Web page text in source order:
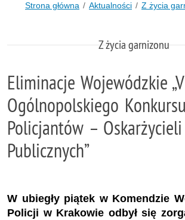
Strona główna Aktualności Z życia
Z życia garnizonu
Eliminacje Wojewódzkie „V
Ogólnopolskiego
Policjantów – Oskarżycieli
Publicznych”
W ubiegły piątek w Komendzie
Policji w Krakowie odbył się